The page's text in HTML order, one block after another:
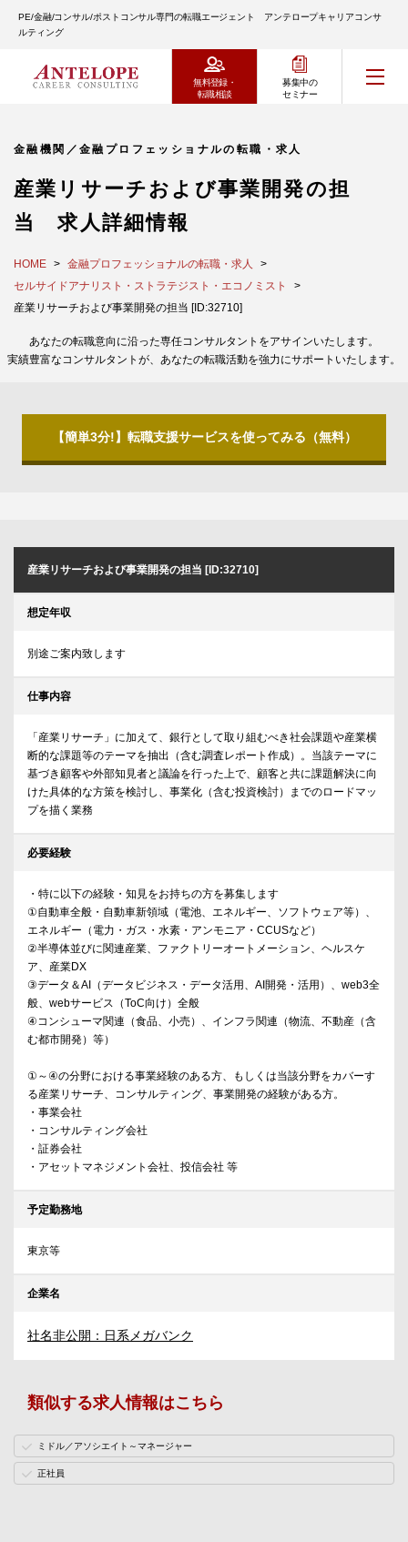
PE/金融/コンサル/ポストコンサル専門の転職エージェント アンテロープキャリアコンサ
ルティング
無料登録・
転職相談
募集中の
セミナー
金融機関／金融プロフェッショナルの転職・求人
産業リサーチおよび事業開発の担
当 求人詳細情報
HOME
金融プロフェッショナルの転職・求人
セルサイドアナリスト・ストラテジスト・エコノミスト
産業リサーチおよび事業開発の担当 [ID:32710]
あなたの転職意向に沿った専任コンサルタントをアサインいたします。
実績豊富なコンサルタントが、あなたの転職活動を強力にサポートいたします。
【簡単3分!】転職支援サービスを使ってみる（無料）
産業リサーチおよび事業開発の担当 [ID:32710]
想定年収
別途ご案内致します
仕事内容
「産業リサーチ」に加えて、銀行として取り組むべき社会課題や産業横
断的な課題等のテーマを抽出（含む調査レポート作成）。当該テーマに
基づき顧客や外部知見者と議論を行った上で、顧客と共に課題解決に向
けた具体的な方策を検討し、事業化（含む投資検討）までのロードマッ
プを描く業務
必要経験
・特に以下の経験・知見をお持ちの方を募集します
①自動車全般・自動車新領域（電池、エネルギー、ソフトウェア等）、
エネルギー（電力・ガス・水素・アンモニア・CCUSなど）
②半導体並びに関連産業、ファクトリーオートメーション、ヘルスケ
ア、産業DX
③データ＆AI（データビジネス・データ活用、AI開発・活用）、web3全
般、webサービス（ToC向け）全般
④コンシューマ関連（食品、小売）、インフラ関連（物流、不動産（含
む都市開発）等）
①～④の分野における事業経験のある方、もしくは当該分野をカバーす
る産業リサーチ、コンサルティング、事業開発の経験がある方。
・事業会社
・コンサルティング会社
・証券会社
・アセットマネジメント会社、投信会社 等
予定勤務地
東京等
企業名
社名非公開：日系メガバンク
類似する求人情報はこちら
ミドル／アソシエイト～マネージャー
正社員